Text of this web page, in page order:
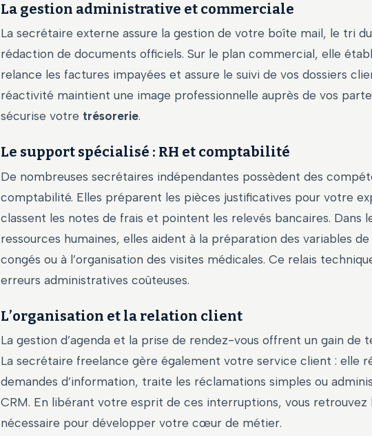
La gestion administrative et commerciale
La secrétaire externe assure la gestion de votre boîte mail, le tri
rédaction de documents officiels. Sur le plan commercial, elle
relance les factures impayées et assure le suivi de vos dossiers
réactivité maintient une image professionnelle auprès de vos
sécurise votre trésorerie.
Le support spécialisé : RH et comptabilité
De nombreuses secrétaires indépendantes possèdent des
comptabilité. Elles préparent les pièces justificatives pour votre
classent les notes de frais et pointent les relevés bancaires. Dans
ressources humaines, elles aident à la préparation des variables de
congés ou à l’organisation des visites médicales. Ce relais
erreurs administratives coûteuses.
L’organisation et la relation client
La gestion d’agenda et la prise de rendez-vous offrent un gain de
La secrétaire freelance gère également votre service client : elle
demandes d’information, traite les réclamations simples ou
CRM. En libérant votre esprit de ces interruptions, vous
nécessaire pour développer votre cœur de métier.